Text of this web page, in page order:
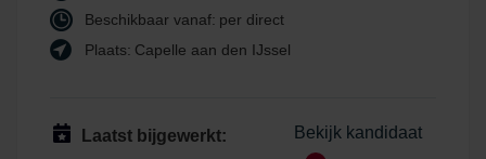
Beschikbaar vanaf: per direct
Plaats: Capelle aan den IJssel
Laatst bijgewerkt: Bekijk kandidaat